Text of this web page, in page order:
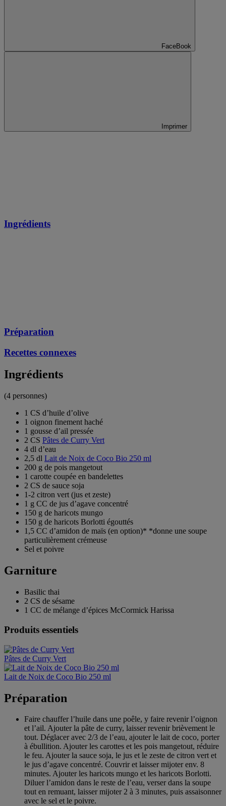
FaceBook
Imprimer
Ingrédients
Préparation
Recettes connexes
Ingrédients
(4 personnes)
1 CS d’huile d’olive
1 oignon finement haché
1 gousse d’ail pressée
2 CS Pâtes de Curry Vert
4 dl d’eau
2,5 dl Lait de Noix de Coco Bio 250 ml
200 g de pois mangetout
1 carotte coupée en bandelettes
2 CS de sauce soja
1-2 citron vert (jus et zeste)
1 g CC de jus d’agave concentré
150 g de haricots mungo
150 g de haricots Borlotti égouttés
1,5 CC d’amidon de maïs (en option)* *donne une soupe
particulièrement crémeuse
Sel et poivre
Garniture
Basilic thai
2 CS de sésame
1 CC de mélange d’épices McCormick Harissa
Produits essentiels
Pâtes de Curry Vert
Lait de Noix de Coco Bio 250 ml
Préparation
Faire chauffer l’huile dans une poêle, y faire revenir l’oignon
et l’ail. Ajouter la pâte de curry, laisser revenir brièvement le
tout. Déglacer avec 2/3 de l’eau, ajouter le lait de coco, porter
à ébullition. Ajouter les carottes et les pois mangetout, réduire
le feu. Ajouter la sauce soja, le jus et le zeste de citron vert et
le jus d’agave concentré. Couvrir et laisser mijoter env. 8
minutes. Ajouter les haricots mungo et les haricots Borlotti.
Diluer l’amidon dans le reste de l’eau, verser dans la soupe
tout en remuant, laisser mijoter 2 à 3 minutes, puis assaisonner
avec le sel et le poivre.